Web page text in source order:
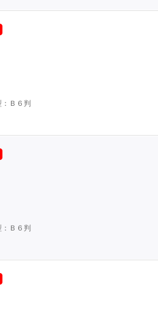
：Ｂ６判
：Ｂ６判